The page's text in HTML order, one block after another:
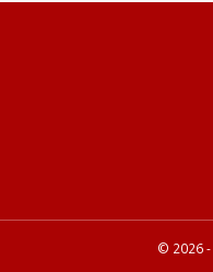
© 2026